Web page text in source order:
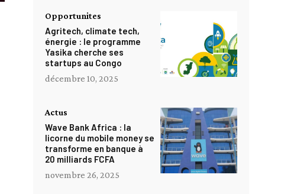
Opportunites
Agritech, climate tech,
énergie : le programme
Yasika cherche ses
startups au Congo
décembre 10, 2025
Actus
Wave Bank Africa : la
licorne du mobile money se
transforme en banque à
20 milliards FCFA
novembre 26, 2025